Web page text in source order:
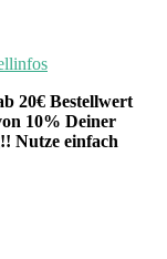
20€ Bestellwert
10% Deiner
Nutze einfach